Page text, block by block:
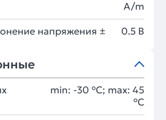
A/m
напряжения ± 0.5 В
min: -30 °C; max: 45
°C